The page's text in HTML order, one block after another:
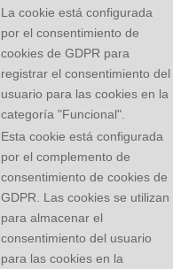
La cookie está configurada
por el consentimiento de
cookies de GDPR para
registrar el consentimiento del
usuario para las cookies en la
categoría "Funcional".
Esta cookie está configurada
por el complemento de
consentimiento de cookies de
GDPR. Las cookies se utilizan
para almacenar el
consentimiento del usuario
para las cookies en la